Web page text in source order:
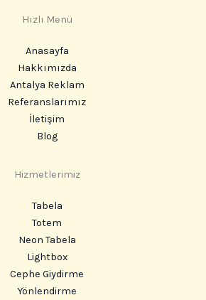
Hızlı Menü
Anasayfa
Hakkımızda
Antalya Reklam
Referanslarımız
İletişim
Blog
Hizmetlerimiz
Tabela
Totem
Neon Tabela
Lightbox
Cephe Giydirme
Yönlendirme